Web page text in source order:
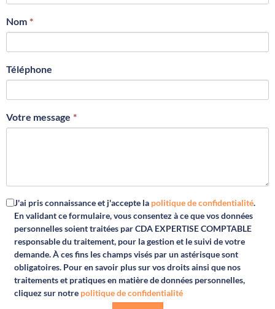
Nom
Téléphone
Votre message
J'ai pris connaissance et j'accepte la politique de confidentialité.
En validant ce formulaire, vous consentez à ce que vos données
personnelles soient traitées parCDA EXPERTISE COMPTABLE
responsable du traitement, pour la gestion et le suivi de votre
demande. À ces fins les champs visés par un astérisque sont
obligatoires. Pour en savoir plus sur vos droits ainsi que nos
traitements et pratiques en matière de données personnelles,
cliquez sur notre politique de confidentialité